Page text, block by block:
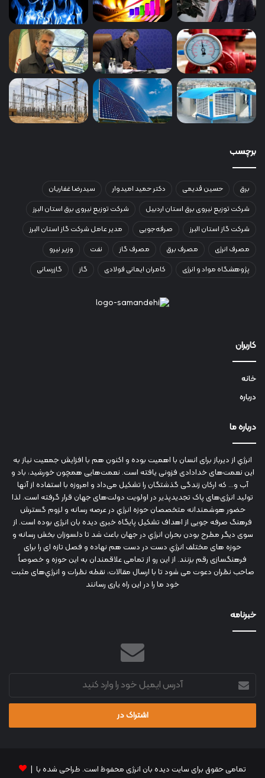
برچسب
برق حسین قدیمی دکتر حمید امیدوار
سیدرضا غفاریان
شرکت توزیع نیروی برق استان اردبیل
شرکت توزیع نیروی برق استان البرز
شرکت گاز استان البرز
صرفه‌جویی
مدیر عامل شرکت گاز استان البرز
مصرف انرژی
مصرف برق مصرف گاز نفت
وزیر نیرو
پژوهشگاه مواد و انرژی
کامران ایمانی فولادی گاز گازرسانی
کاربران
خانه
درباره
درباره ما
انرژي‌ از دیرباز برای انسان با اهمیت بوده و اکنون هم با افزایش جمعیت نیاز به
این نعمت‌های خدادادی فزونی یافته است. نعمت‌هایی همچون خورشید، باد و
آب و... که ارکان زندگی گذشتگان را تشکیل می‌داد و امروزه با استفاده از آنها
تولید انرژی‌های پاک تجدیدپذیر در اولویت دولت‌های جهان قرار گرفته است. لذا
حضور هوشمندانه متخصصان حوزه انرژي در عرصه رسانه و لزوم گسترش
فرهنگ صرفه جویی از اهداف تشکیل پایگاه خبری دیده بان انرژی بوده است. از
سوی دیگر مطرح بودن بحران انرژي در جهان باعث شد تا دلسوزان بخش رسانه و
حوزه های مختلف انرژي دست در دست هم نهاده و فصل تازه ای را برای
فرهنگسازی رقم بزنند. از این رو از تمامی علاقمندان به این حوزه و خصوصاً
صاحب نظران دعوت می شود تا با ارسال مقالات، نقطه نظرات و انرژي‌های مثبت
خود ما را در این راه یاری رسانند
خبرنامه
آدرس
ایمیل
خود
وارد
تمامی حقوق برای سایت دیده بان انرژی محفوظ است. طراحی شده با |